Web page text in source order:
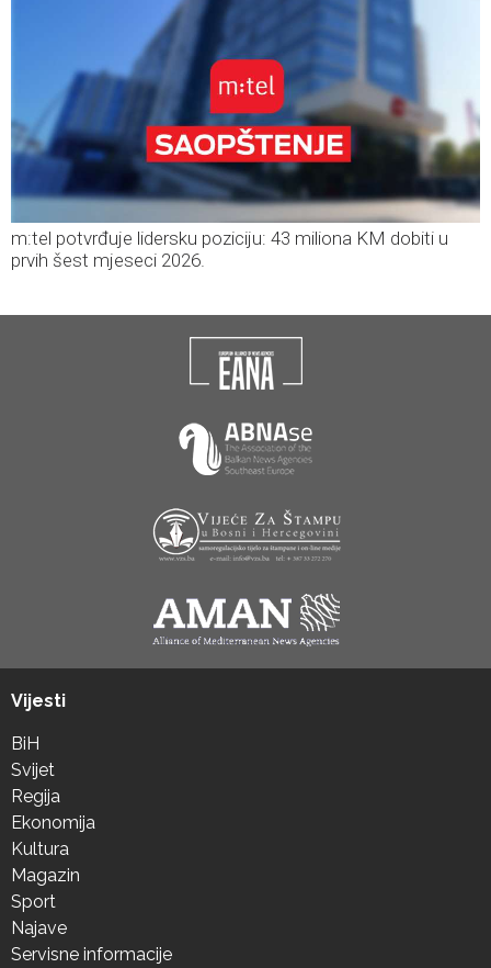
m:tel potvrđuje lidersku poziciju: 43 miliona KM dobiti u
prvih šest mjeseci 2026.
Vijesti
BiH
Svijet
Regija
Ekonomija
Kultura
Magazin
Sport
Najave
Servisne informacije